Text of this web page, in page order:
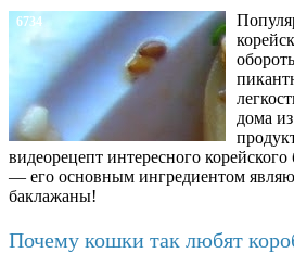
6734
дома
видеорецепт интересного
— его основным ингредиентом
баклажаны!
Почему кошки так любят